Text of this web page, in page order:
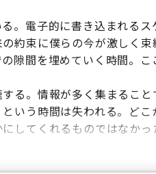
。電子的に書き込まれる
約束に僕らの今が激しく
隙間を埋めていく時間。こ
る。情報が多く集まるこ
いう時間は失われる。ど
してくれるものではなかっ